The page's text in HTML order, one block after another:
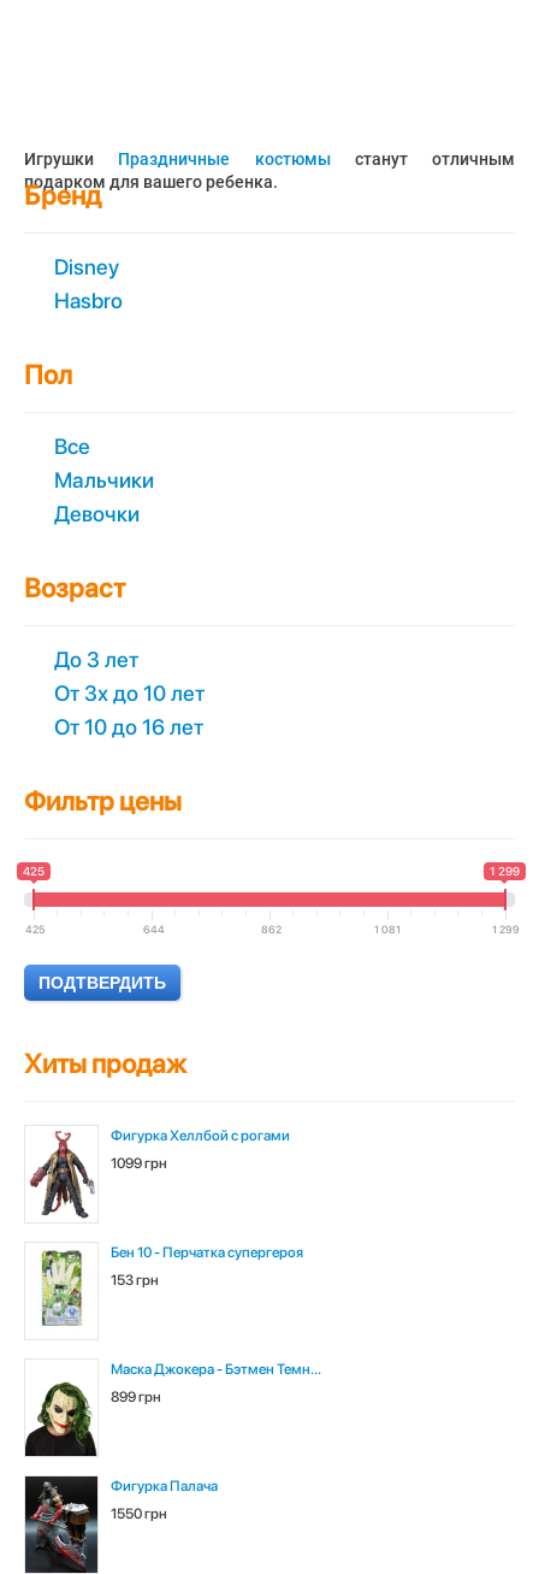
Игрушки Праздничные костюмыстанут отличным
подарком для вашего ребенка.
Бренд
Disney
Hasbro
Пол
Все
Мальчики
Девочки
Возраст
До 3 лет
От 3х до 10 лет
От 10 до 16 лет
Фильтр цены
425 1 299
425 644 862 1 081 1 299
Хиты продаж
Фигурка Хеллбой с рогами
1099 грн
Бен 10 - Перчатка супергероя
153 грн
Маска Джокера - Бэтмен Темн...
899 грн
Фигурка Палача
1550 грн